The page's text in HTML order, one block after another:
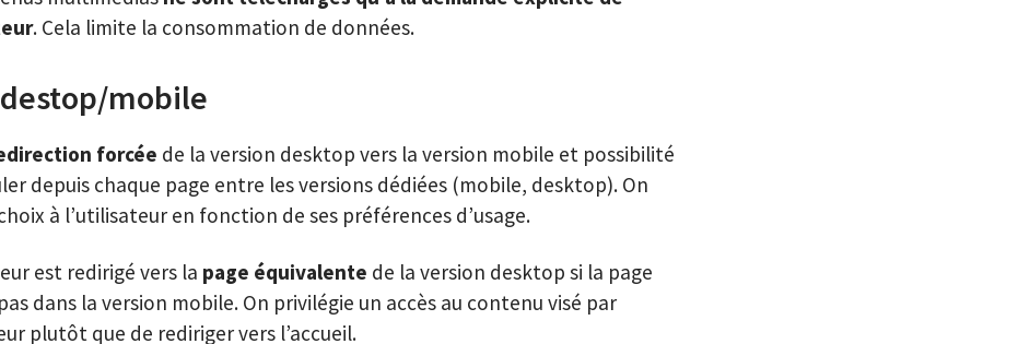
. Cela limite la consommation de données.
mobile
forcée de la version desktop vers la version mobile et possibilité
depuis chaque page entre les versions dédiées (mobile, desktop). On
à l’utilisateur en fonction de ses préférences d’usage.
est redirigé vers la page équivalente de la version desktop si la page
dans la version mobile. On privilégie un accès au contenu visé par
plutôt que de rediriger vers l’accueil.